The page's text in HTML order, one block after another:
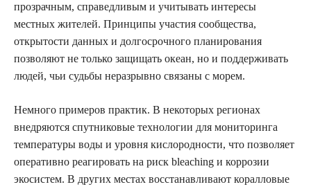
прозрачным, справедливым и учитывать интересы
местных жителей. Принципы участия сообщества,
открытости данных и долгосрочного планирования
позволяют не только защищать океан, но и поддерживать
людей, чьи судьбы неразрывно связаны с морем.
Немного примеров практик. В некоторых регионах
внедряются спутниковые технологии для мониторинга
температуры воды и уровня кислородности, что позволяет
оперативно реагировать на риск bleaching и коррозии
экосистем. В других местах восстанавливают коралловые